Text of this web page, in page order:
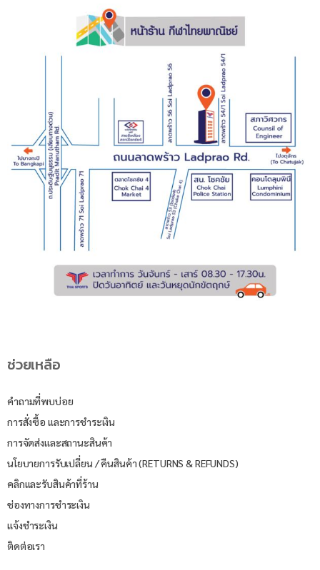
ช่วยเหลือ
คำถามที่พบบ่อย
การสั่งซื้อ และการชำระเงิน
การจัดส่งและสถานะสินค้า
นโยบายการรับเปลี่ยน / คืนสินค้า (RETURNS & REFUNDS)
คลิกและรับสินค้าที่ร้าน
ช่องทางการชำระเงิน
แจ้งชำระเงิน
ติดต่อเรา